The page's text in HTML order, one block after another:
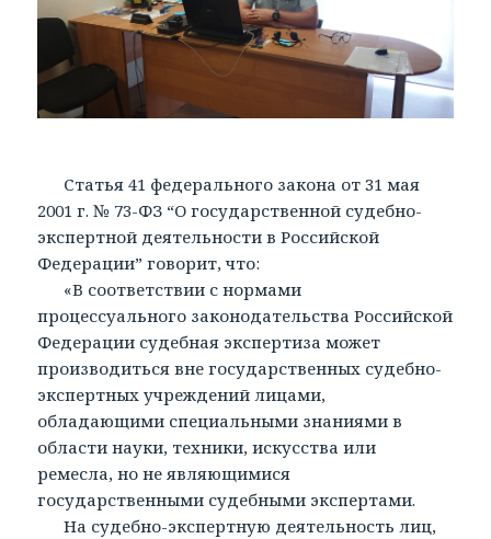
Статья 41 федерального закона от 31 мая
2001 г. № 73-ФЗ “О государственной судебно-
экспертной деятельности в Российской
Федерации” говорит, что:
«В соответствии с нормами
процессуального законодательства Российской
Федерации судебная экспертиза может
производиться вне государственных судебно-
экспертных учреждений лицами,
обладающими специальными знаниями в
области науки, техники, искусства или
ремесла, но не являющимися
государственными судебными экспертами.
На судебно-экспертную деятельность лиц,